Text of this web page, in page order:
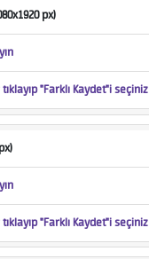
px)
"Farklı Kaydet"i seçiniz
"Farklı Kaydet"i seçiniz